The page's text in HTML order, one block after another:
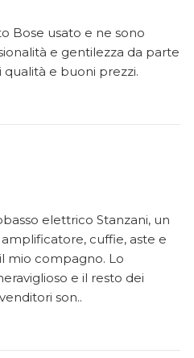
Bose usato e ne sono
e gentilezza da parte
e buoni prezzi.
elettrico Stanzani, un
cuffie, aste e
mio compagno. Lo
e il resto dei
son..